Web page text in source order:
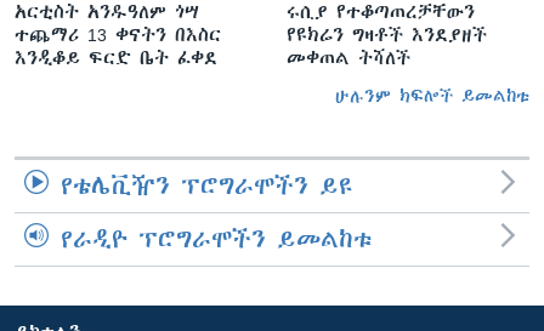
አርቲስት አንዱዓለም ጎሣ
ተጨማሪ 13 ቀናትን በእስር
እንዲቆይ ፍርድ ቤት ፈቀደ
ሩሲያ የተቆጣጠረቻቸውን
የዩክሬን ግዛቶች እንደያዘች
መቀጠል ትሻለች
ሁሉንም ክፍሎች ይመልከቱ
የቴሌቪዥን ፕሮግራሞችን ይዩ
የራዲዮ ፕሮግራሞችን ይመልከቱ